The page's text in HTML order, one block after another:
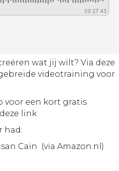
wat jij wilt? Via deze
videotraining voor
voor een kort gratis
link
had:
Cain (via Amazon.nl)